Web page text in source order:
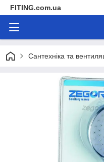
FITING.com.ua
Сантехніка та